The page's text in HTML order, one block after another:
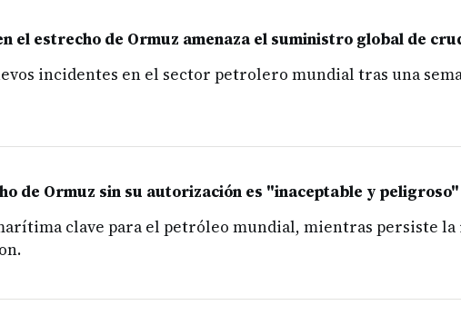
el estrecho de Ormuz amenaza el suministro global de
incidentes en el sector petrolero mundial tras una
de Ormuz sin su autorización es "inaceptable y peligroso"
clave para el petróleo mundial, mientras persiste